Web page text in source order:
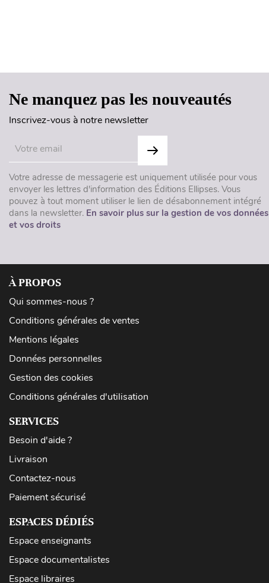
Ne manquez pas les nouveautés
Inscrivez-vous à notre newsletter
Votre adresse de messagerie est uniquement utilisée pour vous
envoyer les lettres d'information des Éditions Ellipses. Vous
pouvez à tout moment utiliser le lien de désabonnement intégré
dans la newsletter. En savoir plus sur la gestion de vos données
et vos droits
À PROPOS
Qui sommes-nous ?
Conditions générales de ventes
Mentions légales
Données personnelles
Gestion des cookies
Conditions générales d'utilisation
SERVICES
Besoin d'aide ?
Livraison
Contactez-nous
Paiement sécurisé
ESPACES DÉDIÉS
Espace enseignants
Espace documentalistes
Espace libraires